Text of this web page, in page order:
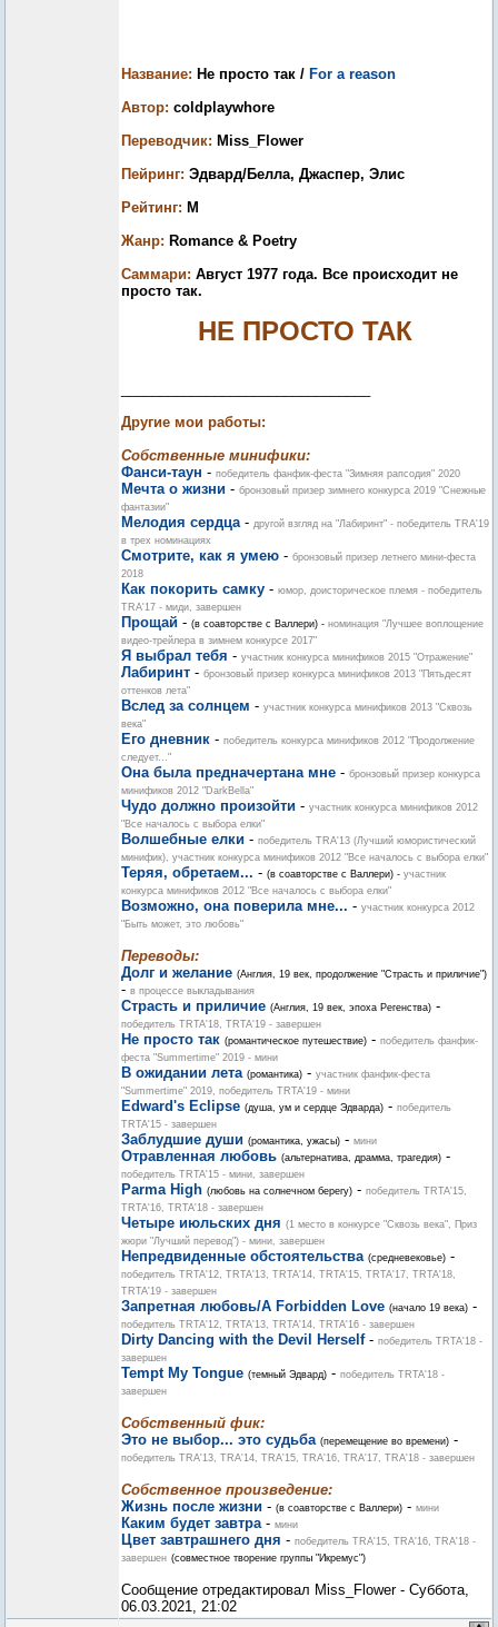
Название: Не просто так / For a reason
Автор: coldplaywhore
Переводчик: Miss_Flower
Пейринг: Эдвард/Белла, Джаспер, Элис
Рейтинг: M
Жанр: Romance & Poetry
Саммари: Август 1977 года. Все происходит не
просто так.
НЕ ПРОСТО ТАК
Другие мои работы:
Собственные минифики:
Фанси-таун - победитель фанфик-феста "Зимняя рапсодия" 2020
Мечта о жизни - бронзовый призер зимнего конкурса 2019 "Снежные
фантазии"
Мелодия сердца- другой взгляд на "Лабиринт" - победитель TRA'19
в трех номинациях
Смотрите, как я умею - бронзовый призер летнего мини-феста
2018
Как покорить самку - юмор, доисторическое племя - победитель
TRA'17 - миди, завершен
Прощай - (в соавторстве с Валлери) - номинация "Лучшее воплощение
видео-трейлера в зимнем конкурсе 2017"
Я выбрал тебя - участник конкурса минификов 2015 "Отражение"
Лабиринт - бронзовый призер конкурса минификов 2013 "Пятьдесят
оттенков лета"
Вслед за солнцем - участник конкурса минификов 2013 "Сквозь
века"
Его дневник - победитель конкурса минификов 2012 "Продолжение
следует..."
Она была предначертана мне - бронзовый призер конкурса
минификов 2012 "DarkBella"
Чудо должно произойти - участник конкурса минификов 2012
"Все началось с выбора елки"
Волшебные елки - победитель TRA'13 (Лучший юмористический
минифик), участник конкурса минификов 2012 "Все началось с выбора елки"
Теряя, обретаем... - (в соавторстве с Валлери) - участник
конкурса минификов 2012 "Все началось с выбора елки"
Возможно, она поверила мне... - участник конкурса 2012
"Быть может, это любовь"
Переводы:
Долг и желание (Англия, 19 век, продолжение "Страсть и приличие")
- в процессе выкладывания
Страсть и приличие (Англия, 19 век, эпоха Регенства) -
победитель TRTA'18, TRTA'19 - завершен
Не просто так (романтическое путешествие) - победитель фанфик-
феста "Summertime" 2019 - мини
В ожидании лета (романтика) - участник фанфик-феста
"Summertime" 2019, победитель TRTA'19 - мини
Edward's Eclipse (душа, ум и сердце Эдварда) - победитель
TRTA'15 - завершен
Заблудшие души (романтика, ужасы) - мини
Отравленная любовь (альтернатива, драмма, трагедия) -
победитель TRTA'15 - мини, завершен
Parma High (любовь на солнечном берегу) - победитель TRTA'15,
TRTA'16, TRTA'18 - завершен
Четыре июльских дня (1 место в конкурсе "Сквозь века", Приз
жюри "Лучший перевод") - мини, завершен
Непредвиденные обстоятельства (средневековье) -
победитель TRTA'12, TRTA'13, TRTA'14, TRTA'15, TRTA'17, TRTA'18,
TRTA'19 - завершен
Запретная любовь/A Forbidden Love (начало 19 века) -
победитель TRTA'12, TRTA'13, TRTA'14, TRTA'16 - завершен
Dirty Dancing with the Devil Herself- победитель TRTA'18 -
завершен
Tempt My Tongue (темный Эдвард) - победитель TRTA'18 -
завершен
Собственный фик:
Это не выбор... это судьба (перемещение во времени) -
победитель TRA'13, TRA'14, TRA'15, TRA'16, TRA'17, TRA'18 - завершен
Собственное произведение:
Жизнь после жизни - (в соавторстве с Валлери) - мини
Каким будет завтра- мини
Цвет завтрашнего дня - победитель TRA'15, TRA'16, TRA'18 -
завершен (совместное творение группы "Икремус")
Сообщение отредактировал Miss_Flower- Суббота,
06.03.2021, 21:02